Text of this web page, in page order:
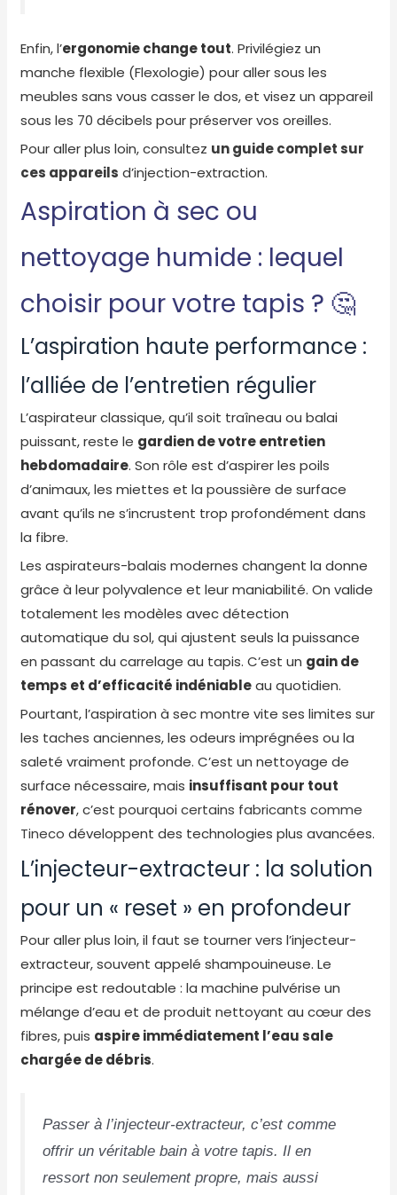
Enfin, l’ergonomie change tout. Privilégiez un
manche flexible (Flexologie) pour aller sous les
meubles sans vous casser le dos, et visez un appareil
sous les 70 décibels pour préserver vos oreilles.
Pour aller plus loin, consultez un guide complet sur
ces appareils d’injection-extraction.
Aspiration à sec ou
nettoyage humide : lequel
choisir pour votre tapis ? 🤔
L’aspiration haute performance :
l’alliée de l’entretien régulier
L’aspirateur classique, qu’il soit traîneau ou balai
puissant, reste le gardien de votre entretien
hebdomadaire. Son rôle est d’aspirer les poils
d’animaux, les miettes et la poussière de surface
avant qu’ils ne s’incrustent trop profondément dans
la fibre.
Les aspirateurs-balais modernes changent la donne
grâce à leur polyvalence et leur maniabilité. On valide
totalement les modèles avec détection
automatique du sol, qui ajustent seuls la puissance
en passant du carrelage au tapis. C’est un gain de
temps et d’efficacité indéniableau quotidien.
Pourtant, l’aspiration à sec montre vite ses limites sur
les taches anciennes, les odeurs imprégnées ou la
saleté vraiment profonde. C’est un nettoyage de
surface nécessaire, mais insuffisant pour tout
rénover, c’est pourquoicertains fabricants comme
Tineco développent des technologies plus avancées.
L’injecteur-extracteur : la solution
pour un « reset » en profondeur
Pour aller plus loin, il faut se tourner vers l’injecteur-
extracteur, souvent appelé shampouineuse. Le
principe est redoutable : la machine pulvérise un
mélange d’eau et de produit nettoyant au cœur des
fibres, puis aspire immédiatement l’eau sale
chargée de débris.
Passer à l’injecteur-extracteur, c’est comme
offrir un véritable bain à votre tapis. Il en
ressort non seulement propre, mais aussi